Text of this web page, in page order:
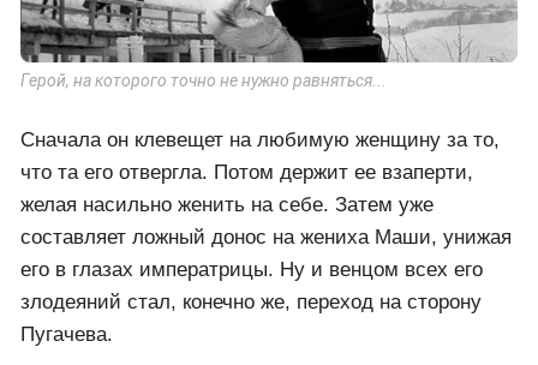
Герой, на которого точно не нужно равняться...
Сначала он клевещет на любимую женщину за то,
что та его отвергла. Потом держит ее взаперти,
желая насильно женить на себе. Затем уже
составляет ложный донос на жениха Маши, унижая
его в глазах императрицы. Ну и венцом всех его
злодеяний стал, конечно же, переход на сторону
Пугачева.